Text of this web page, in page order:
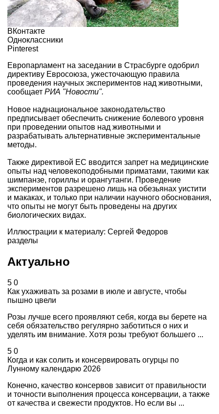
ВКонтакте
Одноклассники
Pinterest
Европарламент на заседании в Страсбурге одобрил
директиву Евросоюза, ужесточающую правила
проведения научных экспериментов над животными,
сообщает РИА "Новости".
Новое наднациональное законодательство
предписывает обеспечить снижение болевого уровня
при проведении опытов над животными и
разрабатывать альтернативные экспериментальные
методы.
Также директивой ЕС вводится запрет на медицинские
опыты над человекоподобными приматами, такими как
шимпанзе, гориллы и орангутанги. Проведение
экспериментов разрешено лишь на обезьянах уистити
и макаках, и только при наличии научного обоснования,
что опыты не могут быть проведены на других
биологических видах.
Иллюстрации к материалу: Сергей Федоров
разделы
Актуально
5 0
Как ухаживать за розами в июле и августе, чтобы
пышно цвели
Розы лучше всего проявляют себя, когда вы берете на
себя обязательство регулярно заботиться о них и
уделять им внимание. Хотя розы требуют большего ...
5 0
Когда и как солить и консервировать огурцы по
Лунному календарю 2026
Конечно, качество консервов зависит от правильности
и точности выполнения процесса консервации, а также
от качества и свежести продуктов. Но если вы ...